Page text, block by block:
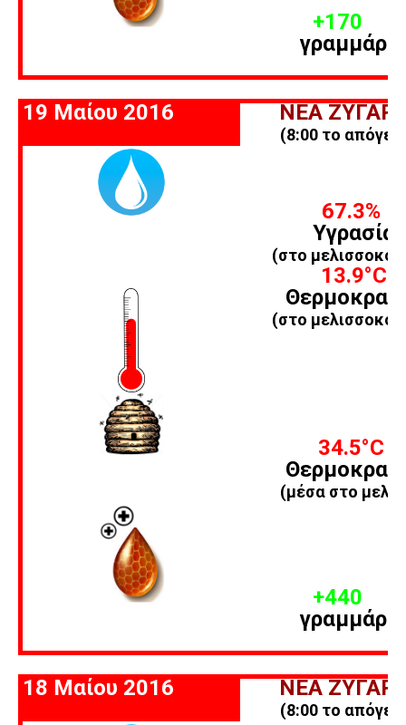
+170
γραμμάρια
19 Μαίου 2016 ΝΕΑ
(8:00 το
67.3%
Υγρασία
(στο
13.9°C
(στο
34.5°C
(μέσα στο
+440
γραμμάρια
18 Μαίου 2016 ΝΕΑ
(8:00 το